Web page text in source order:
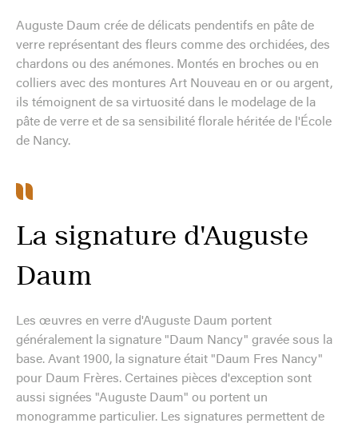
Auguste Daum crée de délicats pendentifs en pâte de
verre représentant des fleurs comme des orchidées, des
chardons ou des anémones. Montés en broches ou en
colliers avec des montures Art Nouveau en or ou argent,
ils témoignent de sa virtuosité dans le modelage de la
pâte de verre et de sa sensibilité florale héritée de l'École
de Nancy.
La signature d'Auguste
Daum
Les œuvres en verre d'Auguste Daum portent
généralement la signature "Daum Nancy" gravée sous la
base. Avant 1900, la signature était "Daum Fres Nancy"
pour Daum Frères. Certaines pièces d'exception sont
aussi signées "Auguste Daum" ou portent un
monogramme particulier. Les signatures permettent de